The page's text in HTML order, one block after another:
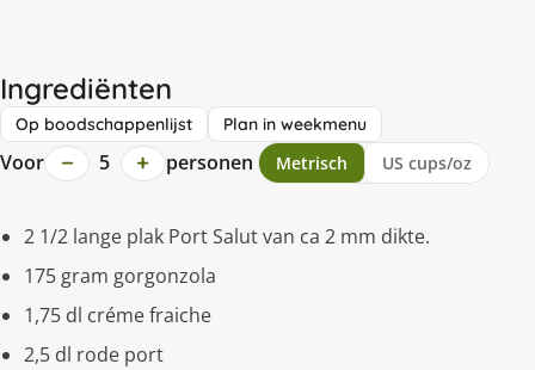
Ingrediënten
Op boodschappenlijst Plan in weekmenu
Voor − 5 + personen Metrisch US cups/oz
2 1/2 lange plak Port Salut van ca 2 mm dikte.
175 gram gorgonzola
1,75 dl créme fraiche
2,5 dl rode port